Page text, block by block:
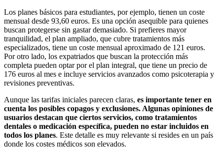
Los planes básicos para estudiantes, por ejemplo, tienen un coste
mensual desde 93,60 euros. Es una opción asequible para quienes
buscan protegerse sin gastar demasiado. Si prefieres mayor
tranquilidad, el plan ampliado, que cubre tratamientos más
especializados, tiene un coste mensual aproximado de 121 euros.
Por otro lado, los expatriados que buscan la protección más
completa pueden optar por el plan integral, que tiene un precio de
176 euros al mes e incluye servicios avanzados como psicoterapia y
revisiones preventivas.
Aunque las tarifas iniciales parecen claras, es importante tener en
cuenta los posibles copagos y exclusiones. Algunas opiniones de
usuarios destacan que ciertos servicios, como tratamientos
dentales o medicación específica, pueden no estar incluidos en
todos los planes. Este detalle es muy relevante si resides en un país
donde los costes médicos son elevados.